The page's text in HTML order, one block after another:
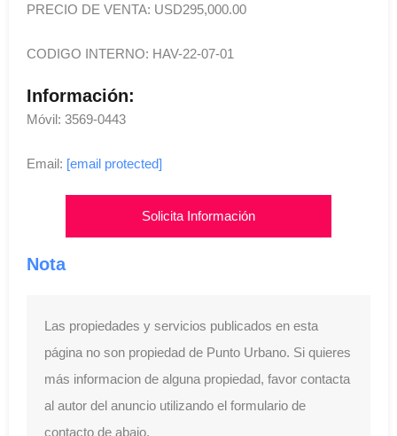
PRECIO DE VENTA: USD295,000.00
CODIGO INTERNO: HAV-22-07-01
Información:
Móvil: 3569-0443
Email: [email protected]
Solicita Información
Nota
Las propiedades y servicios publicados en esta
página no son propiedad de Punto Urbano. Si quieres
más informacion de alguna propiedad, favor contacta
al autor del anuncio utilizando el formulario de
contacto de abajo.